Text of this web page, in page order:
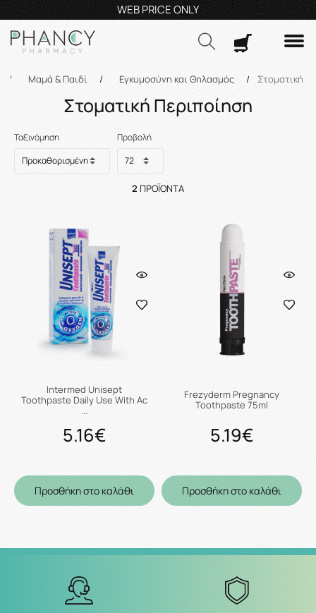
WEB PRICE ONLY
/ Μαμά & Παιδί / Εγκυμοσύνη και Θηλασμός / Στοματική
Στοματική Περιποίηση
Ταξινόμηση Προβολή
2 ΠΡΟΪΌΝΤΑ
Intermed Unisept
Toothpaste Daily Use With Ac
5.16€
Προσθήκη στο καλάθι
Frezyderm Pregnancy
Toothpaste 75ml
5.19€
Προσθήκη στο καλάθι